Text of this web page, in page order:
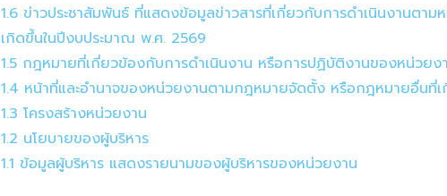
1.6 ข่าวประชาสัมพันธ์ ที่แสดงข้อมูลข่าวสารที่เกี่ยวกับการดำเนินงานตา
เกิดขึ้นในปีงบประมาณ พ.ศ. 2569
1.5 กฎหมายที่เกี่ยวข้องกับการดำเนินงาน หรือการปฏิบัติงานของหน่วยง
1.4 หน้าที่และอำนาจของหน่วยงานตามกฎหมายจัดตั้ง หรือกฎหมายอื่นที่
1.3 โครงสร้างหน่วยงาน
1.2 นโยบายของผู้บริหาร
1.1 ข้อมูลผู้บริหาร แสดงรายนามของผู้บริหารของหน่วยงาน